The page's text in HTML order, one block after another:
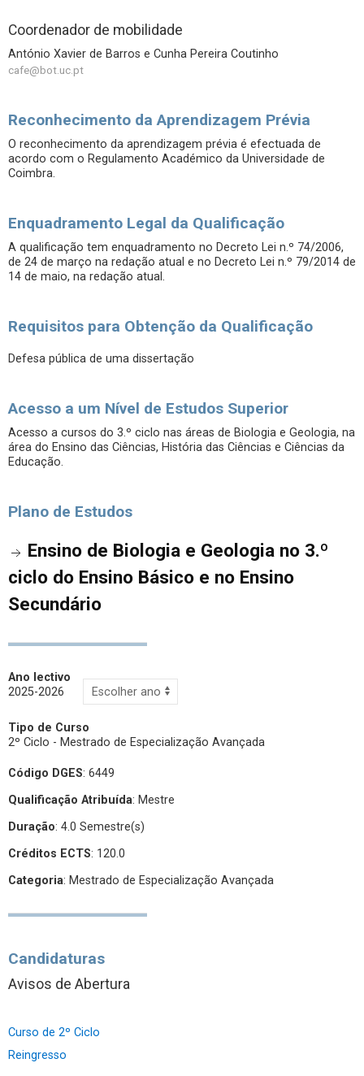
Coordenador de mobilidade
António Xavier de Barros e Cunha Pereira Coutinho
cafe@bot.uc.pt
Reconhecimento da Aprendizagem Prévia
O reconhecimento da aprendizagem prévia é efectuada de
acordo com o Regulamento Académico da Universidade de
Coimbra.
Enquadramento Legal da Qualificação
A qualificação tem enquadramento no Decreto Lei n.º 74/2006,
de 24 de março na redação atual e no Decreto Lei n.º 79/2014 de
14 de maio, na redação atual.
Requisitos para Obtenção da Qualificação
Defesa pública de uma dissertação
Acesso a um Nível de Estudos Superior
Acesso a cursos do 3.º ciclo nas áreas de Biologia e Geologia, na
área do Ensino das Ciências, História das Ciências e Ciências da
Educação.
Plano de Estudos
Ensino de Biologia e Geologia no 3.º
ciclo do Ensino Básico e no Ensino
Secundário
Ano lectivo
2025-2026
Tipo de Curso
2º Ciclo - Mestrado de Especialização Avançada
Código DGES: 6449
Qualificação Atribuída: Mestre
Duração: 4.0 Semestre(s)
Créditos ECTS: 120.0
Categoria: Mestrado de Especialização Avançada
Candidaturas
Avisos de Abertura
Curso de 2º Ciclo
Reingresso